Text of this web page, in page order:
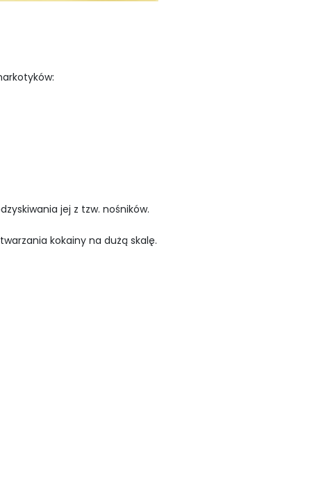
jej z tzw. nośników.
kokainy na dużą skalę.